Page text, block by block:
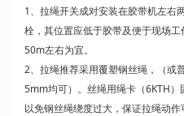
1、拉绳开关成对安装在胶带机左右
栓，其位置应低于胶带及便于现场
50m左右为宜。
2、拉绳推荐采用覆塑钢丝绳，（或
5mm均可）。丝绳用绳卡（6KTH）
以免钢丝绳绕度过大，保证拉绳动